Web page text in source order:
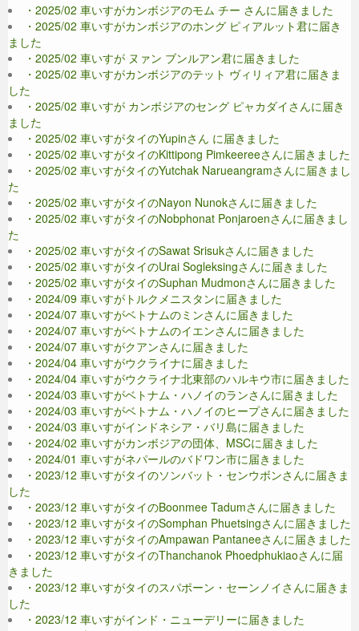
・2025/02 車いすがカンボジアのモム チー さんに届きました
・2025/02 車いすがカンボジアのホング ピィアルット君に届き
ました
・2025/02 車いすが ヌァン ブンルアン君に届きました
・2025/02 車いすがカンボジアのテット ヴィリィア君に届きま
した
・2025/02 車いすが カンボジアのセング ピャカダイさんに届き
ました
・2025/02 車いすがタイのYupinさん に届きました
・2025/02 車いすがタイのKittipong Pimkeereeさんに届きました
・2025/02 車いすがタイのYutchak Narueangramさんに届きまし
た
・2025/02 車いすがタイのNayon Nunokさんに届きました
・2025/02 車いすがタイのNobphonat Ponjaroenさんに届きまし
た
・2025/02 車いすがタイのSawat Srisukさんに届きました
・2025/02 車いすがタイのUrai Sogleksingさんに届きました
・2025/02 車いすがタイのSuphan Mudmonさんに届きました
・2024/09 車いすがトルクメニスタンに届きました
・2024/07 車いすがベトナムのミンさんに届きました
・2024/07 車いすがベトナムのイエンさんに届きました
・2024/07 車いすがクアンさんに届きました
・2024/04 車いすがウクライナに届きました
・2024/04 車いすがウクライナ北東部のハルキウ市に届きました
・2024/03 車いすがベトナム・ハノイのランさんに届きました
・2024/03 車いすがベトナム・ハノイのヒープさんに届きました
・2024/03 車いすがインドネシア・バリ島に届きました
・2024/02 車いすがカンボジアの団体、MSCに届きました
・2024/01 車いすがネパールのバドワン市に届きました
・2023/12 車いすがタイのソンバット・センウボンさんに届きま
した
・2023/12 車いすがタイのBoonmee Tadumさんに届きました
・2023/12 車いすがタイのSomphan Phuetsingさんに届きました
・2023/12 車いすがタイのAmpawan Pantaneeさんに届きました
・2023/12 車いすがタイのThanchanok Phoedphukiaoさんに届
きました
・2023/12 車いすがタイのスパポーン・セーンノイさんに届きま
した
・2023/12 車いすがインド・ニューデリーに届きました